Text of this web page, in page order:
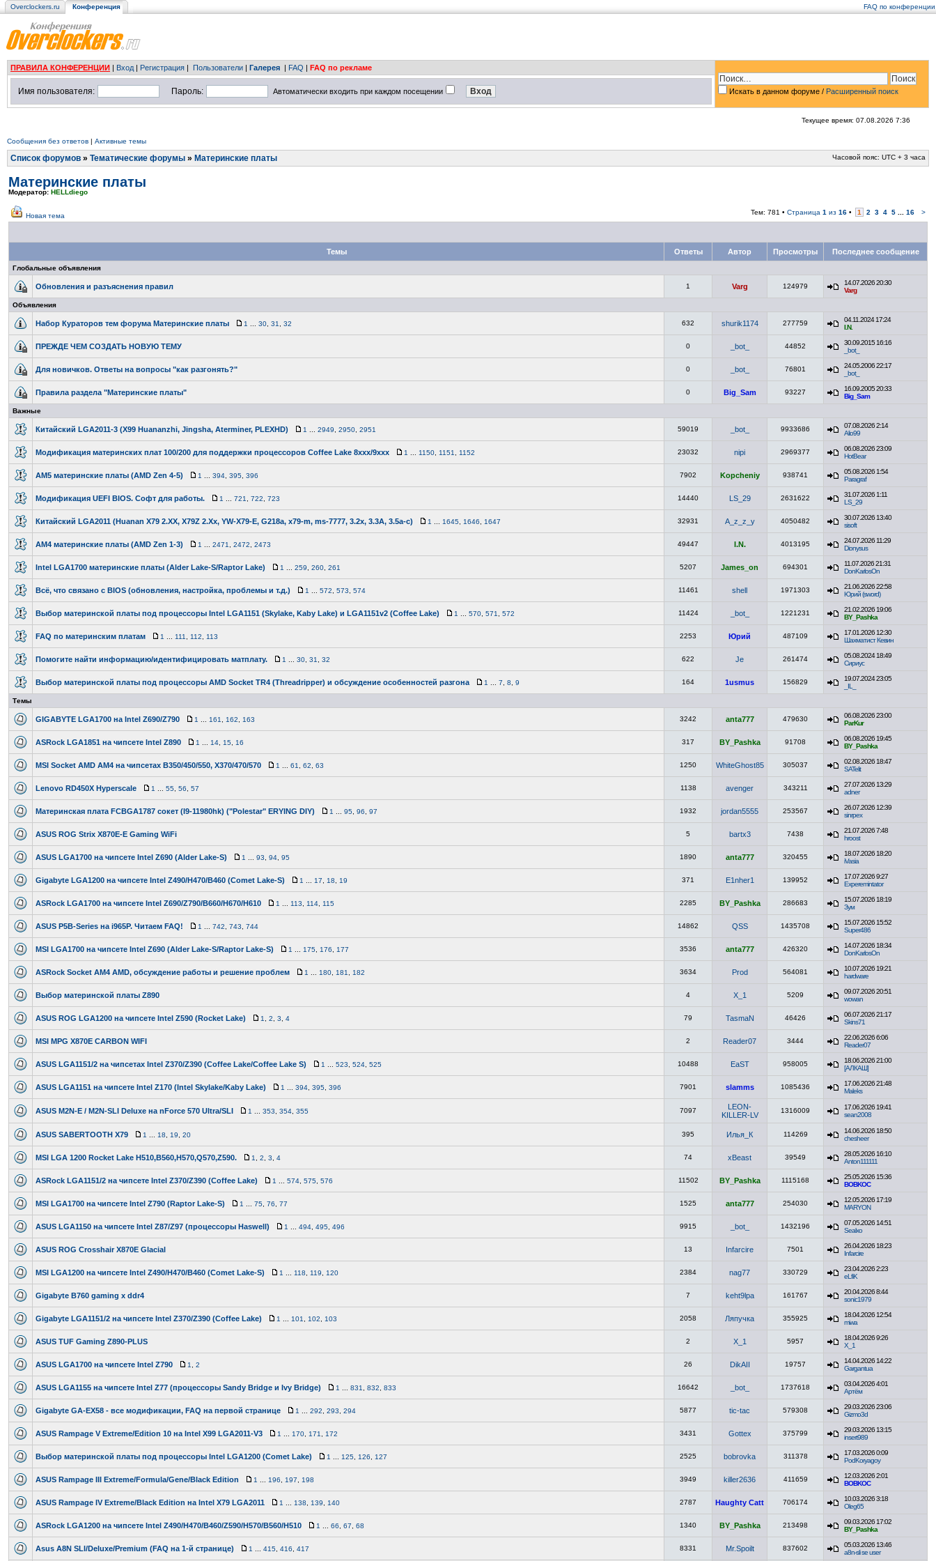
Overclockers.ru Конференция FAQ по конференции
ПРАВИЛА КОНФЕРЕНЦИИ | Вход | Регистрация | Пользователи | Галерея | FAQ | FAQ по рекламе
Искать в данном форуме / Расширенный поиск
Имя пользователя: Пароль: Автоматически входить при каждом посещении
Текущее время: 07.08.2026 7:36
Сообщения без ответов | Активные темы
Список форумов » Тематические форумы » Материнские платы Часовой пояс: UTC + 3 часа
Материнские платы
Модератор: HELLdiego
Новая тема Тем: 781 • Страница 1 из 16 • 1 2 3 4 5 16 >
Темы Ответы Автор Просмотры Последнее сообщение
Глобальные объявления
Обновления и разъяснения правил 1 Varg 124979
14.07.2026 20:30
Varg
Объявления
Набор Кураторов тем форума Материнские платы 1 30 31 32 632 shurik1174 277759
04.11.2024 17:24
I.N.
ПРЕЖДЕ ЧЕМ СОЗДАТЬ НОВУЮ ТЕМУ 0 _bot_ 44852
30.09.2015 16:16
_bot_
Для новичков. Ответы на вопросы "как разгонять?" 0 _bot_ 76801
24.05.2006 22:17
_bot_
Правила раздела "Материнские платы" 0 Big_Sam 93227
16.09.2005 20:33
Big_Sam
Важные
Китайский LGA2011-3 (X99 Huananzhi, Jingsha, Aterminer, PLEXHD) 1 2949 2950 2951 59019 _bot_ 9933686
07.08.2026 2:14
Alio99
Модификация материнских плат 100/200 для поддержки процессоров Coffee Lake 8xxx/9xxx 1 1150 1151 1152 23032 nipi 2969377
06.08.2026 23:09
HotBear
AM5 материнские платы (AMD Zen 4-5) 1 394 395 396 7902 Kopcheniy 938741
05.08.2026 1:54
Paragraf
Модификация UEFI BIOS. Софт для работы. 1 721 722 723 14440 LS_29 2631622
31.07.2026 1:11
LS_29
Китайский LGA2011 (Huanan X79 2.XX, X79Z 2.Xx, YW-X79-E, G218a, x79-m, ms-7777, 3.2x, 3.3A, 3.5a-c) 1 1645 1646 1647 32931 A_z_z_y 4050482
30.07.2026 13:40
sisoft
AM4 материнские платы (AMD Zen 1-3) 1 2471 2472 2473 49447 I.N. 4013195
24.07.2026 11:29
Dionysus
Intel LGA1700 материнские платы (Alder Lake-S/Raptor Lake) 1 259 260 261 5207 James_on 694301
11.07.2026 21:31
DonKarlosOn
Всё, что связано с BIOS (обновления, настройка, проблемы и т.д.) 1 572 573 574 11461 shell 1971303
21.06.2026 22:58
Юрий (sword)
Выбор материнской платы под процессоры Intel LGA1151 (Skylake, Kaby Lake) и LGA1151v2 (Coffee Lake) 1 570 571 572 11424 _bot_ 1221231
21.02.2026 19:06
BY_Pashka
FAQ по материнским платам 1 111 112 113 2253 Юрий 487109
17.01.2026 12:30
Шахматист Кевин
Помогите найти информацию/идентифицировать матплату. 1 30 31 32 622 Je 261474
05.08.2024 18:49
Сириус
Выбор материнской платы под процессоры AMD Socket TR4 (Threadripper) и обсуждение особенностей разгона 1 7 8 9 164 1usmus 156829
19.07.2024 23:05
_IL_
Темы
GIGABYTE LGA1700 на Intel Z690/Z790 1 161 162 163 3242 anta777 479630
06.08.2026 23:00
ParKur
ASRock LGA1851 на чипсете Intel Z890 1 14 15 16 317 BY_Pashka 91708
06.08.2026 19:45
BY_Pashka
MSI Socket AMD AM4 на чипсетах B350/450/550, X370/470/570 1 61 62 63 1250 WhiteGhost85 305037
02.08.2026 18:47
SATelit
Lenovo RD450X Hyperscale 1 55 56 57 1138 avenger 343211
27.07.2026 13:29
adner
Материнская плата FCBGA1787 сокет (I9-11980hk) ("Polestar" ERYING DIY) 1 95 96 97 1932 jordan5555 253567
26.07.2026 12:39
sinrpex
ASUS ROG Strix X870E-E Gaming WiFi 5 bartx3 7438
21.07.2026 7:48
hroost
ASUS LGA1700 на чипсете Intel Z690 (Alder Lake-S) 1 93 94 95 1890 anta777 320455
18.07.2026 18:20
iVasia
Gigabyte LGA1200 на чипсете Intel Z490/H470/B460 (Comet Lake-S) 1 17 18 19 371 E1nher1 139952
17.07.2026 9:27
Experemintator
ASRock LGA1700 на чипсете Intel Z690/Z790/B660/H670/H610 1 113 114 115 2285 BY_Pashka 286683
15.07.2026 18:19
Зум
ASUS P5B-Series на i965P. Читаем FAQ! 1 742 743 744 14862 QSS 1435708
15.07.2026 15:52
Super486
MSI LGA1700 на чипсете Intel Z690 (Alder Lake-S/Raptor Lake-S) 1 175 176 177 3536 anta777 426320
14.07.2026 18:34
DonKarlosOn
ASRock Socket AM4 AMD, обсуждение работы и решение проблем 1 180 181 182 3634 Prod 564081
10.07.2026 19:21
hardware
Выбор материнской платы Z890 4 X_1 5209
09.07.2026 20:51
wowan
ASUS ROG LGA1200 на чипсете Intel Z590 (Rocket Lake) 1 2 3 4 79 TasmaN 46426
06.07.2026 21:17
Skins71
MSI MPG X870E CARBON WIFI 2 Reader07 3444
22.06.2026 6:06
Reader07
ASUS LGA1151/2 на чипсетах Intel Z370/Z390 (Coffee Lake/Coffee Lake S) 1 523 524 525 10488 EaST 958005
18.06.2026 21:00
[АЛКАШ]
ASUS LGA1151 на чипсете Intel Z170 (Intel Skylake/Kaby Lake) 1 394 395 396 7901 slamms 1085436
17.06.2026 21:48
Maleks
ASUS M2N-E / M2N-SLI Deluxe на nForce 570 Ultra/SLI 1 353 354 355 7097
LEON-
KILLER-LV
1316009
17.06.2026 19:41
sean2008
ASUS SABERTOOTH X79 1 18 19 20 395 Илья_К 114269
14.06.2026 18:50
chesheer
MSI LGA 1200 Rocket Lake H510,B560,H570,Q570,Z590. 1 2 3 4 74 xBeast 39549
28.05.2026 16:10
Anton111111
ASRock LGA1151/2 на чипсете Intel Z370/Z390 (Coffee Lake) 1 574 575 576 11502 BY_Pashka 1115168
25.05.2026 15:36
BOBKOC
MSI LGA1700 на чипсете Intel Z790 (Raptor Lake-S) 1 75 76 77 1525 anta777 254030
12.05.2026 17:19
MARYON
ASUS LGA1150 на чипсете Intel Z87/Z97 (процессоры Haswell) 1 494 495 496 9915 _bot_ 1432196
07.05.2026 14:51
Sealxo
ASUS ROG Crosshair X870E Glacial 13 Infarcire 7501
26.04.2026 18:23
Infarcire
MSI LGA1200 на чипсете Intel Z490/H470/B460 (Comet Lake-S) 1 118 119 120 2384 nag77 330729
23.04.2026 2:23
eLfiK
Gigabyte B760 gaming x ddr4 7 keht9lpa 161767
20.04.2026 8:44
sonic1979
Gigabyte LGA1151/2 на чипсете Intel Z370/Z390 (Coffee Lake) 1 101 102 103 2058 Ляпучка 355925
18.04.2026 12:54
miwa
ASUS TUF Gaming Z890-PLUS 2 X_1 5957
18.04.2026 9:26
X_1
ASUS LGA1700 на чипсете Intel Z790 1 2 26 DikAII 19757
14.04.2026 14:22
Gargantua
ASUS LGA1155 на чипсете Intel Z77 (процессоры Sandy Bridge и Ivy Bridge) 1 831 832 833 16642 _bot_ 1737618
03.04.2026 4:01
Артём
Gigabyte GA-EX58 - все модификации, FAQ на первой странице 1 292 293 294 5877 tic-tac 579308
29.03.2026 23:06
Gizmo3d
ASUS Rampage V Extreme/Edition 10 на Intel X99 LGA2011-V3 1 170 171 172 3431 Gottex 375799
29.03.2026 13:15
insert989
Выбор материнской платы под процессоры Intel LGA1200 (Comet Lake) 1 125 126 127 2525 bobrovka 311378
17.03.2026 0:09
PodKoryagoy
ASUS Rampage III Extreme/Formula/Gene/Black Edition 1 196 197 198 3949 killer2636 411659
12.03.2026 2:01
BOBKOC
ASUS Rampage IV Extreme/Black Edition на Intel X79 LGA2011 1 138 139 140 2787 Haughty Catt 706174
10.03.2026 3:18
Oleg65
ASRock LGA1200 на чипсете Intel Z490/H470/B460/Z590/H570/B560/H510 1 66 67 68 1340 BY_Pashka 213498
09.03.2026 17:02
BY_Pashka
Asus A8N SLI/Deluxe/Premium (FAQ на 1-й странице) 1 415 416 417 8331 Mr.Spoilt 837602
05.03.2026 13:46
a8n-sli se user